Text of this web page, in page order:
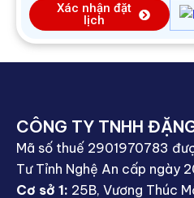
Xác nhận đặt
lịch
CÔNG TY TNHH
Mã số thuế 2901970783
Tư Tỉnh Nghệ An cấp ngày
Cơ sở 1: 25B, Vương Thúc